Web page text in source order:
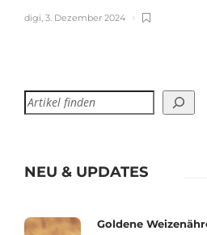
digi, 3. Dezember 2024
NEU & UPDATES
Goldene